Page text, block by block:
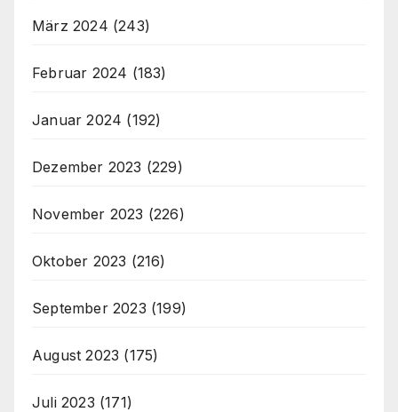
März 2024 (243)
Februar 2024 (183)
Januar 2024 (192)
Dezember 2023 (229)
November 2023 (226)
Oktober 2023 (216)
September 2023 (199)
August 2023 (175)
Juli 2023 (171)